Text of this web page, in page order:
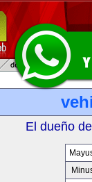
El dueño